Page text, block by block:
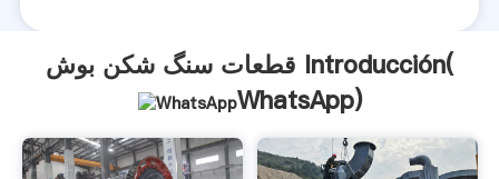
قطعات سنگ شکن بوش Introducción(
WhatsApp)